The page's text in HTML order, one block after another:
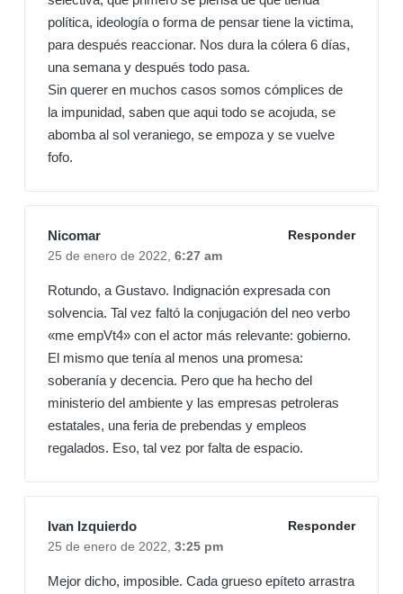
política, ideología o forma de pensar tiene la victima,
para después reaccionar. Nos dura la cólera 6 días,
una semana y después todo pasa.
Sin querer en muchos casos somos cómplices de
la impunidad, saben que aqui todo se acojuda, se
abomba al sol veraniego, se empoza y se vuelve
fofo.
Nicomar
Responder
25 de enero de 2022, 6:27 am
Rotundo, a Gustavo. Indignación expresada con
solvencia. Tal vez faltó la conjugación del neo verbo
«me empVt4» con el actor más relevante: gobierno.
El mismo que tenía al menos una promesa:
soberanía y decencia. Pero que ha hecho del
ministerio del ambiente y las empresas petroleras
estatales, una feria de prebendas y empleos
regalados. Eso, tal vez por falta de espacio.
Ivan Izquierdo
Responder
25 de enero de 2022, 3:25 pm
Mejor dicho, imposible. Cada grueso epíteto arrastra